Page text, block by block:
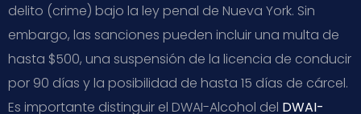
delito (crime) bajo la ley penal de Nueva York. Sin
embargo, las sanciones pueden incluir una multa de
hasta $500, una suspensión de la licencia de conducir
por 90 días y la posibilidad de hasta 15 días de cárcel.
Es importante distinguir el DWAI-Alcohol del DWAI-